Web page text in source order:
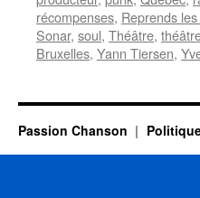
récompenses, Reprends
Sonar, soul, Théâtre,
Bruxelles, Yann Tiersen,
Passion Chanson